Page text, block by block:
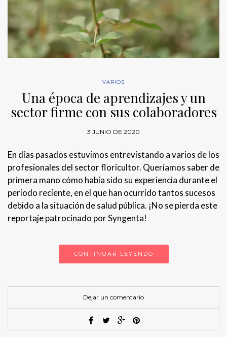
VARIOS
Una época de aprendizajes y un
sector firme con sus colaboradores
3 JUNIO DE 2020
En días pasados estuvimos entrevistando a varios de los
profesionales del sector floricultor. Queríamos saber de
primera mano cómo había sido su experiencia durante el
periodo reciente, en el que han ocurrido tantos sucesos
debido a la situación de salud pública. ¡No se pierda este
reportaje patrocinado por Syngenta!
CONTINUAR LEYENDO
Dejar un comentario